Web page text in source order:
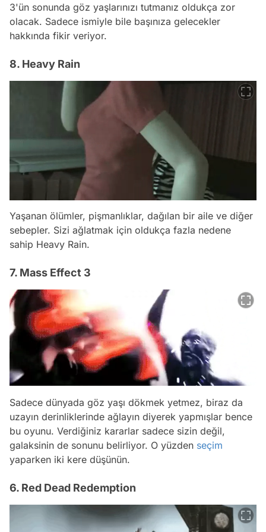
3'ün sonunda göz yaşlarınızı tutmanız oldukça zor
olacak. Sadece ismiyle bile başınıza gelecekler
hakkında fikir veriyor.
8. Heavy Rain
Yaşanan ölümler, pişmanlıklar, dağılan bir aile ve diğer
sebepler. Sizi ağlatmak için oldukça fazla nedene
sahip Heavy Rain.
7. Mass Effect 3
Sadece dünyada göz yaşı dökmek yetmez, biraz da
uzayın derinliklerinde ağlayın diyerek yapmışlar bence
bu oyunu. Verdiğiniz kararlar sadece sizin değil,
galaksinin de sonunu belirliyor. O yüzden seçim
yaparken iki kere düşünün.
6. Red Dead Redemption